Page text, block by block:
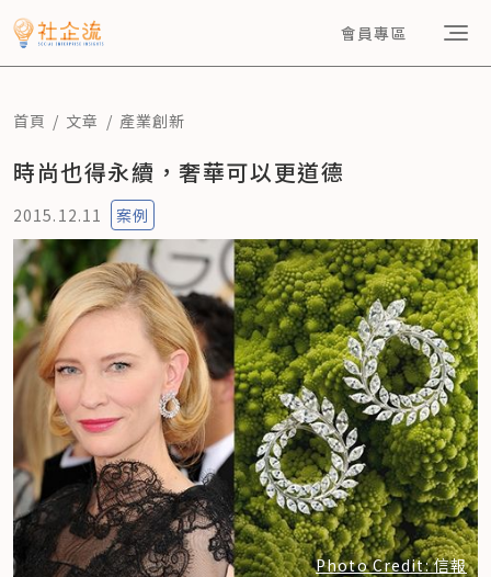
會員專區
首頁 文章 產業創新
時尚也得永續，奢華可以更道德
2015.12.11 案例
Photo Credit: 信報